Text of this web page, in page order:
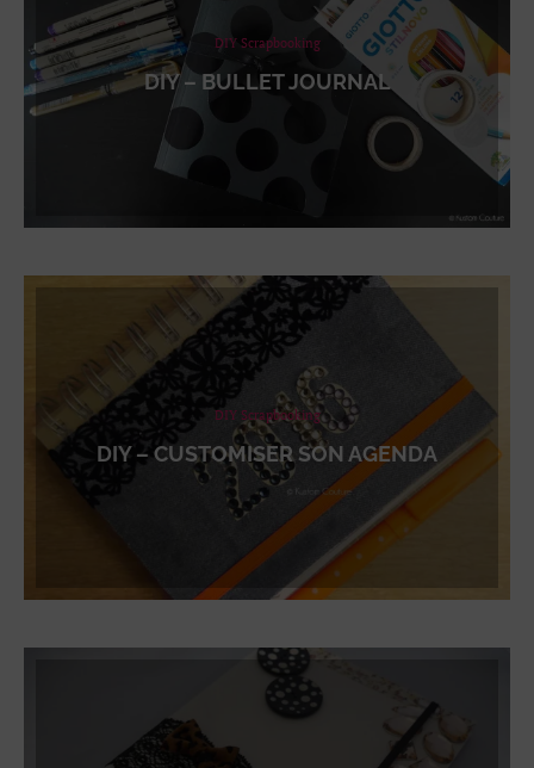
DIY Scrapbooking
DIY – BULLET JOURNAL
DIY Scrapbooking
DIY – CUSTOMISER SON AGENDA